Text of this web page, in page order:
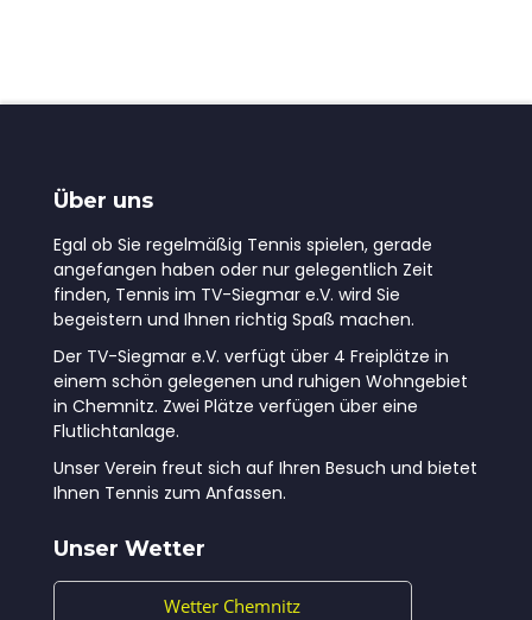
Über uns
Egal ob Sie regelmäßig Tennis spielen, gerade
angefangen haben oder nur gelegentlich Zeit
finden, Tennis im TV-Siegmar e.V. wird Sie
begeistern und Ihnen richtig Spaß machen.
Der TV-Siegmar e.V. verfügt über 4 Freiplätze in
einem schön gelegenen und ruhigen Wohngebiet
in Chemnitz. Zwei Plätze verfügen über eine
Flutlichtanlage.
Unser Verein freut sich auf Ihren Besuch und bietet
Ihnen Tennis zum Anfassen.
Unser Wetter
Wetter Chemnitz